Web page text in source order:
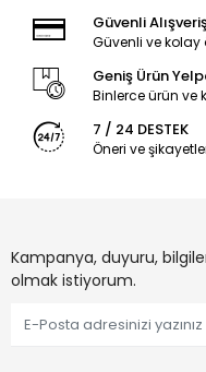
Güvenli
Güvenli ve
Geniş Ürün
Binlerce ürün
7 / 24 DESTEK
Öneri ve
Kampanya, duyuru,
olmak istiyorum.